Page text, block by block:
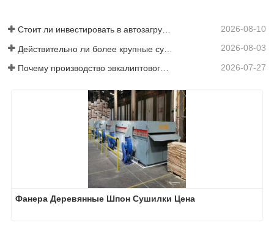
Стоит ли инвестировать в автозагрузку? 2026-08-10
2026-08-03
2026-07-27
Фанера Деревянные Шпон Сушилки Цена